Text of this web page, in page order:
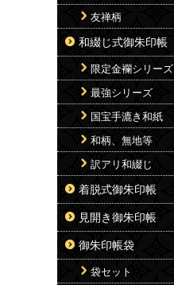
友禅柄
和綴じ式御朱印帳
限定金襴シリーズ
最強シリーズ
国宝手漉き和紙
和柄、無地等
訳アリ和綴じ
着脱式御朱印帳
見開き御朱印帳
御朱印帳袋
袋セット